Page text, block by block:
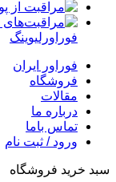
فوراورلیوینگ
فوراور ایران
فروشگاه
مقالات
درباره ما
تماس باما
ورود / ثبت نام
سبد خرید فروشگاه